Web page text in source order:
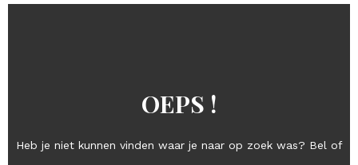
OEPS !
Heb je niet kunnen vinden waar je naar op zoek was? Bel of